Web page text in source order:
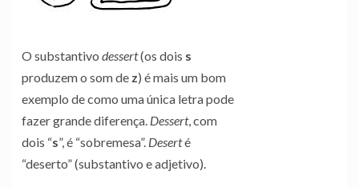
O substantivo dessert(os dois s
produzem o som de z) é mais um bom
exemplo de como uma única letra pode
fazer grande diferença. Dessert, com
dois “s”, é “sobremesa”. Deserté
“deserto” (substantivo e adjetivo).